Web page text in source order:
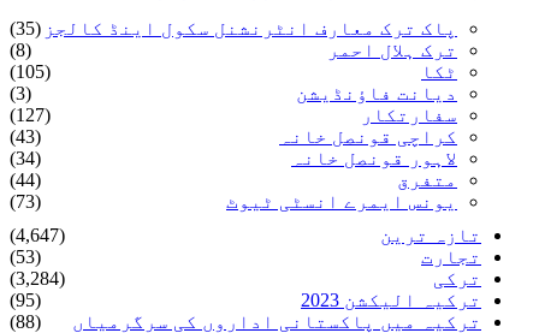
پاک ترک معارف انٹرنشنل سکول اینڈ کالجز (35)
ترک ہلال احمر
(8)
ٹکا
(105)
دیانت فاؤنڈیشن
(3)
سفارتکار
(127)
کراچی قونصل خانہ
(43)
لاہور قونصل خانہ
(34)
متفرق
(44)
یونس ایمرے انسٹی ٹیوٹ
(73)
تازہ ترین
(4,647)
تجارت
(53)
ترکی
(3,284)
ترکیہ الیکشن 2023
(95)
ترکیہ میں پاکستانی اداروں کی سرگرمیاں
(88)